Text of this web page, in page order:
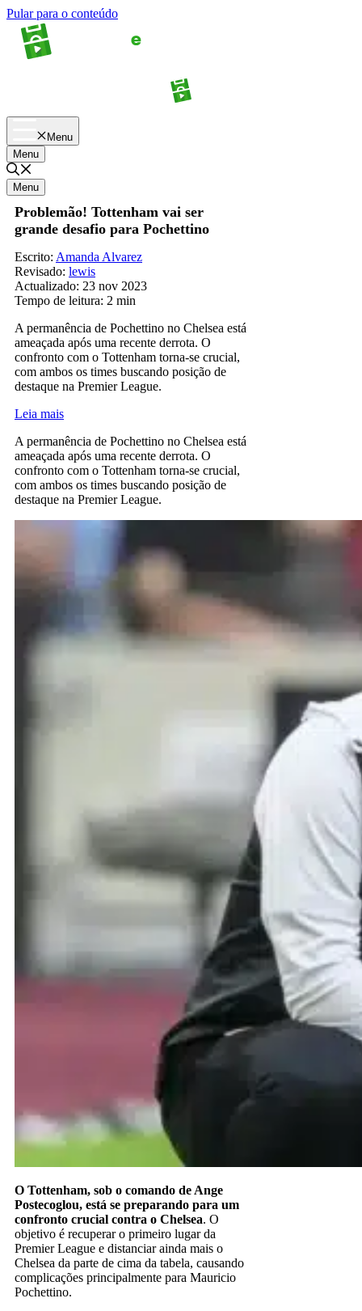
Pular para o conteúdo
Menu
Menu
Menu
Problemão! Tottenham vai ser
grande desafio para Pochettino
Escrito: Amanda Alvarez
Revisado: lewis
Actualizado: 23 nov 2023
Tempo de leitura: 2 min
A permanência de Pochettino no Chelsea está
ameaçada após uma recente derrota. O
confronto com o Tottenham torna-se crucial,
com ambos os times buscando posição de
destaque na Premier League.
Leia mais
A permanência de Pochettino no Chelsea está
ameaçada após uma recente derrota. O
confronto com o Tottenham torna-se crucial,
com ambos os times buscando posição de
destaque na Premier League.
O Tottenham, sob o comando de Ange
Postecoglou, está se preparando para um
confronto crucial contra o Chelsea. O
objetivo é recuperar o primeiro lugar da
Premier League e distanciar ainda mais o
Chelsea da parte de cima da tabela, causando
complicações principalmente para Mauricio
Pochettino.